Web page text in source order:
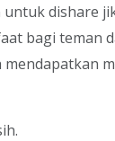
dishare
bagi teman